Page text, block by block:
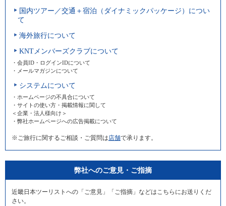
国内ツアー／交通＋宿泊（ダイナミックパッケージ）につい
て
海外旅行について
KNTメンバーズクラブについて
・会員ID・ログインIDについて
・メールマガジンについて
システムについて
・ホームページの不具合について
・サイトの使い方・掲載情報に関して
＜企業・法人様向け＞
・弊社ホームページへの広告掲載について
※ご旅行に関するご相談・ご質問は 店舗で承ります。
弊社へのご意見・ご指摘
近畿日本ツーリストへの「ご意見」「ご指摘」などはこちらにお送りくだ
さい。